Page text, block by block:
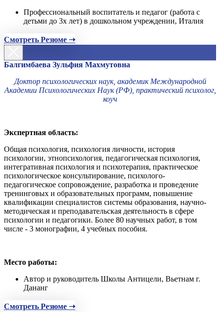
Профессиональный воспитатель и педагог (работа с
детьми до 3х лет) в дошкольном учреждении, Италия
Смотреть Резюме ➝
Балгимбаева Зульфия Махмутовна
Доктор психологических наук, академик Международной
Академии Психологических Наук (РФ), практический психолог,
коуч
Экспертная область:
Общая психология, психология личности, история
психологии, этнопсихология, педагогическая психология,
интегративная психология и психотерапия, практическое
психологическое консультирование, психолого-
педагогическое сопровождение, разработка и проведение
тренинговых и образовательных программ, повышение
квалификации специалистов системы образования, научно-
методическая и преподавательская деятельность в сфере
психологии и педагогики. Более 80 научных работ, в том
числе - 3 монографии, 4 учебных пособия.
Место работы:
Автор и руководитель Школы Антицели, Вьетнам г.
Дананг
Смотреть Резюме ➝